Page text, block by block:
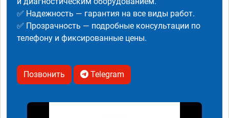
✅ Надежность — гарантия на все виды работ.
✅ Прозрачность — подробные консультации по
телефону и фиксированные цены.
Позвонить Telegram